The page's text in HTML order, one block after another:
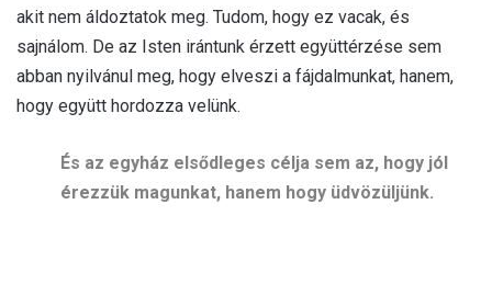
akit nem áldoztatok meg. Tudom, hogy ez vacak, és
sajnálom. De az Isten irántunk érzett együttérzése sem
abban nyilvánul meg, hogy elveszi a fájdalmunkat, hanem,
hogy együtt hordozza velünk.
És az egyház elsődleges célja sem az, hogy jól
érezzük magunkat, hanem hogy üdvözüljünk.